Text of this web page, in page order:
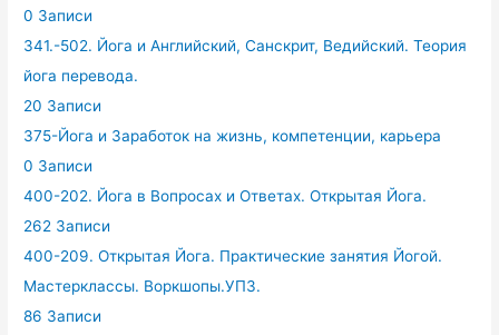
0 Записи
341.-502. Йога и Английский, Санскрит, Ведийский. Теория
йога перевода.
20 Записи
375-Йога и Заработок на жизнь, компетенции, карьера
0 Записи
400-202. Йога в Вопросах и Ответах. Открытая Йога.
262 Записи
400-209. Открытая Йога. Практические занятия Йогой.
Мастерклассы. Воркшопы.УПЗ.
86 Записи